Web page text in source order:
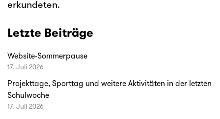
erkundeten.
Letzte Beiträge
Website-Sommerpause
17. Juli 2026
Projekttage, Sporttag und weitere Aktivitäten in der letzten
Schulwoche
17. Juli 2026